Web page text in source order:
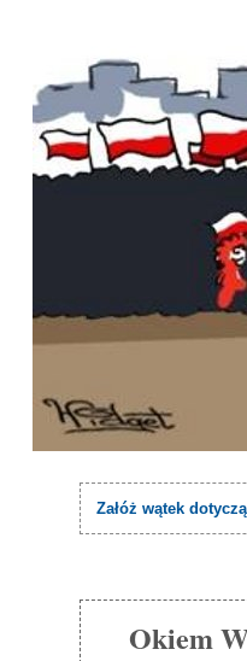
Załóż wątek
Okiem